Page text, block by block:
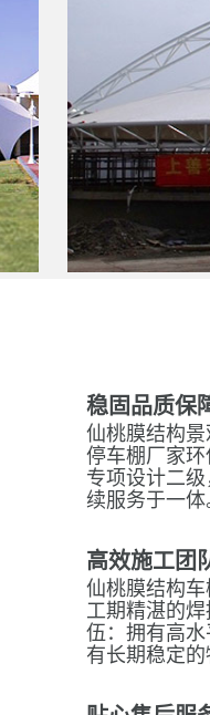
稳固品质保
仙桃膜结构
停车棚厂家
专项设计二
续服务于一体
高效施工团
仙桃膜结构
工期精湛的
伍：拥有高
有长期稳定的